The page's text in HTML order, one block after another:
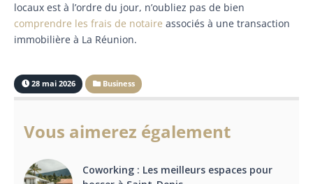
locaux est à l’ordre du jour, n’oubliez pas de bien
comprendre les frais de notaire associés à une transaction
immobilière à La Réunion.
28 mai 2026 Business
Vous aimerez également
Coworking : Les meilleurs espaces pour